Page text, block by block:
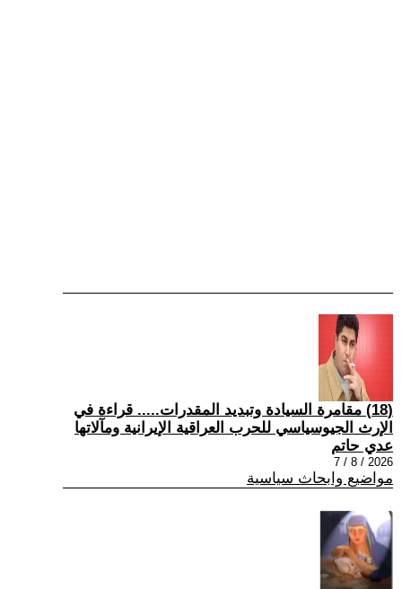
(18) مقامرة السيادة وتبديد المقدرات..... قراءة في
الإرث الجيوسياسي للحرب العراقية الإيرانية ومآلاتها
عدي حاتم
2026 / 8 / 7
مواضيع وابحاث سياسية